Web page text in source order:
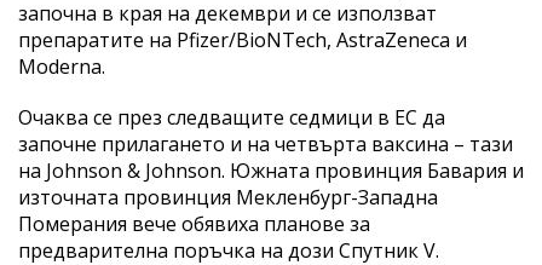
започна в края на декември и се използват
препаратите на Pfizer/ВioNTech, AstraZeneca и
Moderna.
Очаква се през следващите седмици в ЕС да
започне прилагането и на четвърта ваксина – тази
на Johnson & Johnson. Южната провинция Бавария и
източната провинция Мекленбург-Западна
Померания вече обявиха планове за
предварителна поръчка на дози Спутник V.